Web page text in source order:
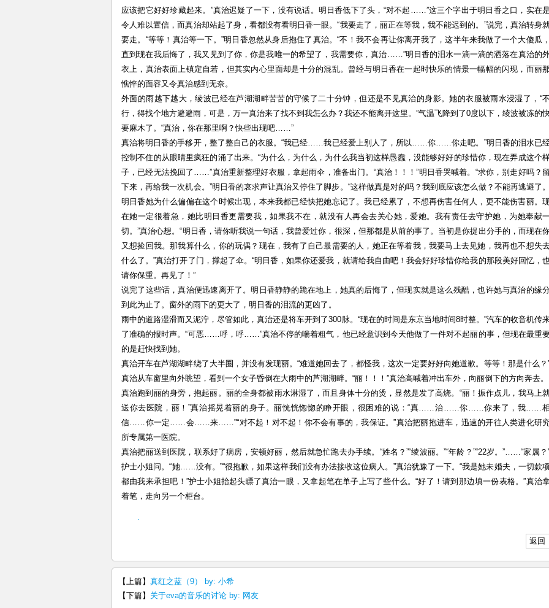
应该把它好好珍藏起来。”真治迟疑了一下，没有说话。明日香低下了头，“对不起……”这三个字出于明日香之口，实在是
令人难以置信，而真治却站起了身，看都没有看明日香一眼。“我要走了，丽正在等我，我不能迟到的。”说完，真治转身
要走。“等等！真治等一下。”明日香忽然从身后抱住了真治。“不！我不会再让你离开我了，这半年来我做了一个大傻瓜，
直到现在我后悔了，我又见到了你，你是我唯一的希望了，我需要你，真治……”明日香的泪水一滴一滴的洒落在真治的
衣上，真治表面上镇定自若，但其实内心里面却是十分的混乱。曾经与明日香在一起时快乐的情景一幅幅的闪现，而丽
憔悴的面容又令真治感到无奈。
外面的雨越下越大，绫波已经在芦湖湖畔苦苦的守候了二十分钟，但还是不见真治的身影。她的衣服被雨水浸湿了，“不
行，得找个地方避避雨，可是，万一真治来了找不到我怎么办？我还不能离开这里。”气温飞降到了0度以下，绫波被冻的
要麻木了。“真治，你在那里啊？快些出现吧……”
真治将明日香的手移开，整了整自己的衣服。“我已经……我已经爱上别人了，所以……你……你走吧。”明日香的泪水已
控制不住的从眼睛里疯狂的涌了出来。“为什么，为什么，为什么我当初这样愚蠢，没能够好好的珍惜你，现在弄成这个
子，已经无法挽回了……”真治重新整理好衣服，拿起雨伞，准备出门。“真治！！！”明日香哭喊着。“求你，别走好吗？留
下来，再给我一次机会。”明日香的哀求声让真治又停住了脚步。“这样做真是对的吗？我到底应该怎么做？不能再逃避了。
明日香她为什么偏偏在这个时候出现，本来我都已经快把她忘记了。我已经累了，不想再伤害任何人，更不能伤害丽。
在她一定很着急，她比明日香更需要我，如果我不在，就没有人再会去关心她，爱她。我有责任去守护她，为她奉献
切。”真治心想。“明日香，请你听我说一句话，我曾爱过你，很深，但那都是从前的事了。当初是你提出分手的，而现在
又想捡回我。那我算什么，你的玩偶？现在，我有了自己最需要的人，她正在等着我，我要马上去见她，我再也不想失
什么了。”真治打开了门，撑起了伞。“明日香，如果你还爱我，就请给我自由吧！我会好好珍惜你给我的那段美好回忆，
请你保重。再见了！”
说完了这些话，真治便迅速离开了。明日香静静的跪在地上，她真的后悔了，但现实就是这么残酷，也许她与真治的缘
到此为止了。窗外的雨下的更大了，明日香的泪流的更凶了。
雨中的道路湿滑而又泥泞，尽管如此，真治还是将车开到了300脉。“现在的时间是东京当地时间8时整。”汽车的收音机传
了准确的报时声。“可恶……呼，呼……”真治不停的喘着粗气，他已经意识到今天他做了一件对不起丽的事，但现在最重
的是赶快找到她。
真治开车在芦湖湖畔绕了大半圈，并没有发现丽。“难道她回去了，都怪我，这次一定要好好向她道歉。等等！那是什么？
真治从车窗里向外眺望，看到一个女子昏倒在大雨中的芦湖湖畔。“丽！！！”真治高喊着冲出车外，向丽倒下的方向奔去。
真治跑到丽的身旁，抱起丽。丽的全身都被雨水淋湿了，而且身体十分的烫，显然是发了高烧。“丽！振作点儿，我马上
送你去医院，丽！”真治摇晃着丽的身子。丽恍恍惚惚的睁开眼，很困难的说：“真……治……你……你来了，我……相
信……你一定……会……来……”“对不起！对不起！你不会有事的，我保证。”真治把丽抱进车，迅速的开往人类进化研
所专属第一医院。
真治把丽送到医院，联系好了病房，安顿好丽，然后就急忙跑去办手续。“姓名？”“绫波丽。”“年龄？”“22岁。”……“家属？
护士小姐问。“她……没有。”“很抱歉，如果这样我们没有办法接收这位病人。”真治犹豫了一下。“我是她未婚夫，一切款项
都由我来承担吧！”护士小姐抬起头瞟了真治一眼，又拿起笔在单子上写了些什么。“好了！请到那边填一份表格。”真治
着笔，走向另一个柜台。
.
返回
【上篇】 真红之蓝（9） by: 小希
【下篇】 关于eva的音乐的讨论 by: 网友